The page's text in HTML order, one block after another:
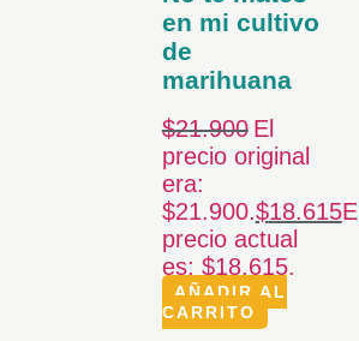
en mi cultivo
de
marihuana
$21.900 El
precio original
era:
$21.900.$18.615El
precio actual
es: $18.615.
AÑADIR AL
CARRITO